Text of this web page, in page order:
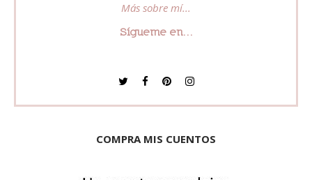
Más sobre mí...
Sígueme en...
COMPRA MIS CUENTOS